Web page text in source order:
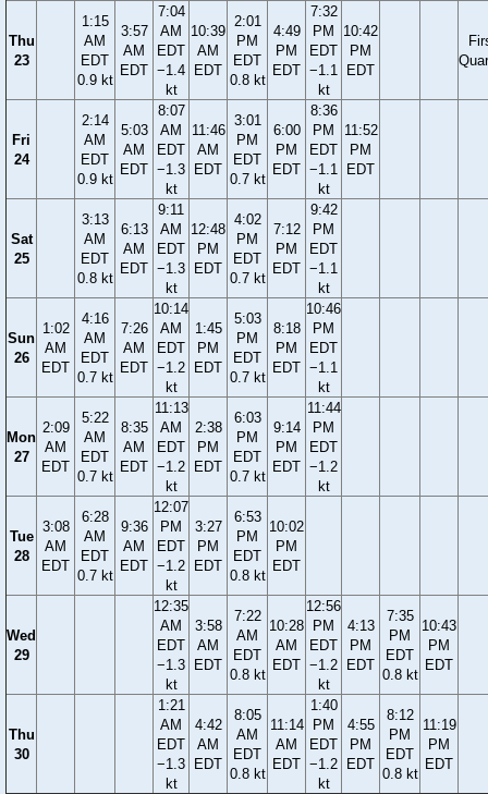
Thu
23
1:15
AM
EDT
0.9 kt
3:57
AM
EDT
7:04
AM
EDT
−1.4
kt
10:39
AM
EDT
2:01
PM
EDT
0.8 kt
4:49
PM
EDT
7:32
PM
EDT
−1.1
kt
10:42
PM
EDT
Fri
24
2:14
AM
EDT
0.9 kt
5:03
AM
EDT
8:07
AM
EDT
−1.3
kt
11:46
AM
EDT
3:01
PM
EDT
0.7 kt
6:00
PM
EDT
8:36
PM
EDT
−1.1
kt
11:52
PM
EDT
Sat
25
3:13
AM
EDT
0.8 kt
6:13
AM
EDT
9:11
AM
EDT
−1.3
kt
12:48
PM
EDT
4:02
PM
EDT
0.7 kt
7:12
PM
EDT
9:42
PM
EDT
−1.1
kt
Sun
26
1:02
AM
EDT
4:16
AM
EDT
0.7 kt
7:26
AM
EDT
10:14
AM
EDT
−1.2
kt
1:45
PM
EDT
5:03
PM
EDT
0.7 kt
8:18
PM
EDT
10:46
PM
EDT
−1.1
kt
Mon
27
2:09
AM
EDT
5:22
AM
EDT
0.7 kt
8:35
AM
EDT
11:13
AM
EDT
−1.2
kt
2:38
PM
EDT
6:03
PM
EDT
0.7 kt
9:14
PM
EDT
11:44
PM
EDT
−1.2
kt
Tue
28
3:08
AM
EDT
6:28
AM
EDT
0.7 kt
9:36
AM
EDT
12:07
PM
EDT
−1.2
kt
3:27
PM
EDT
6:53
PM
EDT
0.8 kt
10:02
PM
EDT
Wed
29
12:35
AM
EDT
−1.3
kt
3:58
AM
EDT
7:22
AM
EDT
0.8 kt
10:28
AM
EDT
12:56
PM
EDT
−1.2
kt
4:13
PM
EDT
7:35
PM
EDT
0.8 kt
10:43
PM
EDT
Thu
30
1:21
AM
EDT
−1.3
kt
4:42
AM
EDT
8:05
AM
EDT
0.8 kt
11:14
AM
EDT
1:40
PM
EDT
−1.2
kt
4:55
PM
EDT
8:12
PM
EDT
0.8 kt
11:19
PM
EDT